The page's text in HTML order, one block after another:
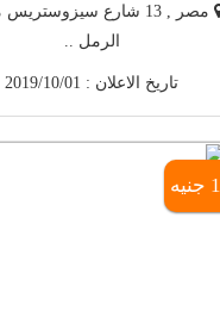
مصر , 13 شارع
الرمل ..
تاريخ الاعلان : 2019/10/01
1 جنيه